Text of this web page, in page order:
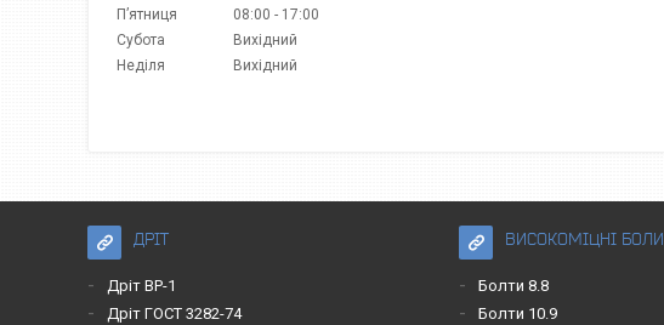
Пʼятниця
08:00
17:00
Субота
Вихідний
Неділя
Вихідний
ДРІТ
Дріт ВР-1
Дріт ГОСТ 3282-74
ВИСОКОМІЦНІ БОЛИ
Болти 8.8
Болти 10.9